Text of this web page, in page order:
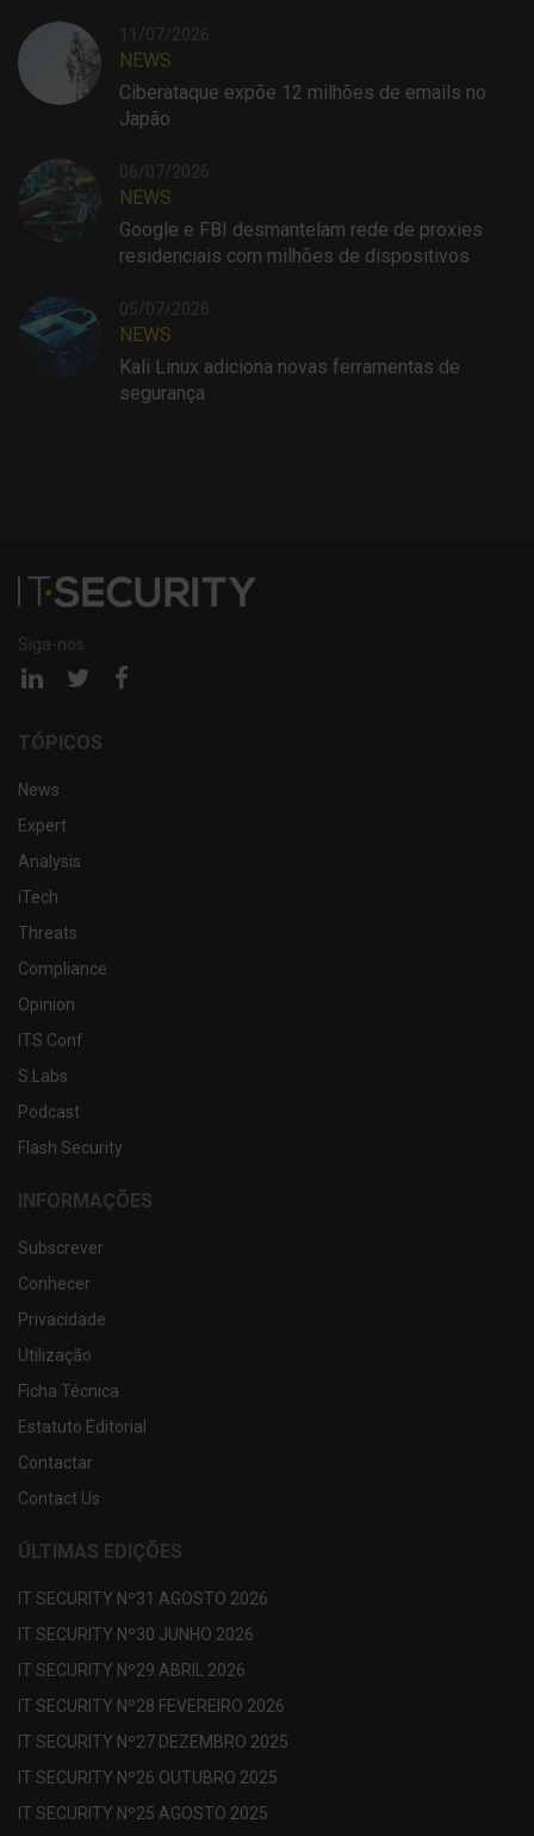
11/07/2026
NEWS
Ciberataque expõe 12 milhões de emails no
Japão
06/07/2026
NEWS
Google e FBI desmantelam rede de proxies
residenciais com milhões de dispositivos
05/07/2026
NEWS
Kali Linux adiciona novas ferramentas de
segurança
Siga-nos:
Página Página
TÓPICOS
News
Expert
Analysis
iTech
Threats
Compliance
Opinion
ITS Conf
S.Labs
Podcast
Flash Security
INFORMAÇÕES
Subscrever
Conhecer
Privacidade
Utilização
Ficha Técnica
Estatuto Editorial
Contactar
Contact Us
ÚLTIMAS EDIÇÕES
IT SECURITY Nº31 AGOSTO 2026
IT SECURITY Nº30 JUNHO 2026
IT SECURITY Nº29 ABRIL 2026
IT SECURITY Nº28 FEVEREIRO 2026
IT SECURITY Nº27 DEZEMBRO 2025
IT SECURITY Nº26 OUTUBRO 2025
IT SECURITY Nº25 AGOSTO 2025